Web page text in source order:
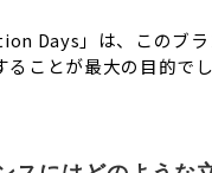
Days」は、このブラ
ことが最大の目的でし